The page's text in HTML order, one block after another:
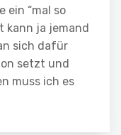
ein “mal so
kann ja jemand
sich dafür
setzt und
muss ich es